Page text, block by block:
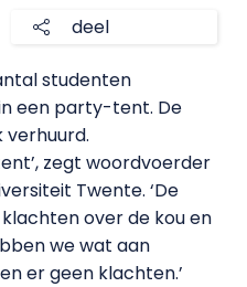
deel
studenten
een party-tent. De
zegt woordvoerder
Twente. ‘De
over de kou en
we wat aan
er geen klachten.’